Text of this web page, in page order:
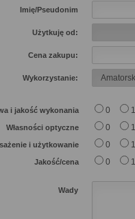
Imię/Pseudonim
Użytkuję od:
Cena zakupu:
Wykorzystanie:
i jakość wykonania 0 1
Własności optyczne 0 1
i użytkowanie 0 1
Jakość/cena 0 1
Wady